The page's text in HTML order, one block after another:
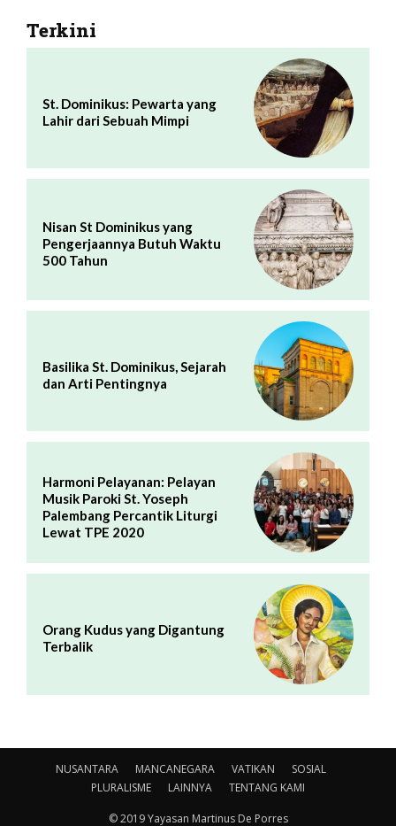
Terkini
St. Dominikus: Pewarta yang
Lahir dari Sebuah Mimpi
Nisan St Dominikus yang
Pengerjaannya Butuh Waktu
500 Tahun
Basilika St. Dominikus, Sejarah
dan Arti Pentingnya
Harmoni Pelayanan: Pelayan
Musik Paroki St. Yoseph
Palembang Percantik Liturgi
Lewat TPE 2020
Orang Kudus yang Digantung
Terbalik
NUSANTARA MANCANEGARA VATIKAN
SOSIAL
PLURALISME
LAINNYA TENTANG KAMI
© 2019 Yayasan Martinus De Porres